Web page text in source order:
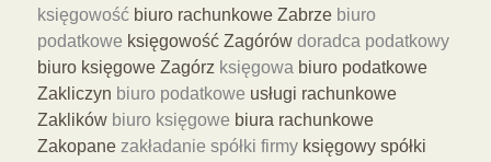
księgowość biuro rachunkowe Zabrze biuro
podatkowe księgowość Zagórów doradca podatkowy
biuro księgowe Zagórz księgowa biuro podatkowe
Zakliczyn biuro podatkowe usługi rachunkowe
Zaklików biuro księgowe biura rachunkowe
Zakopane zakładanie spółki firmy księgowy spółki